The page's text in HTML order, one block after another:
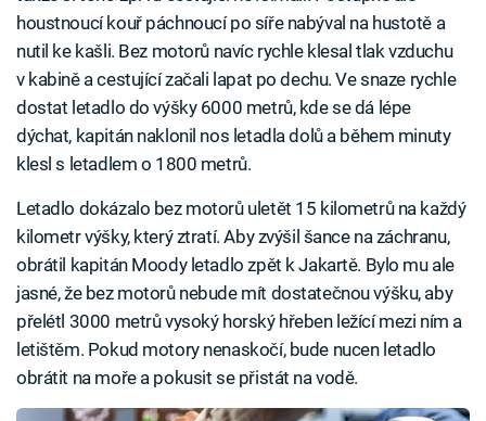
houstnoucí kouř páchnoucí po síře nabýval na hustotě a
nutil ke kašli. Bez motorů navíc rychle klesal tlak vzduchu
v kabině a cestující začali lapat po dechu. Ve snaze rychle
dostat letadlo do výšky 6000 metrů, kde se dá lépe
dýchat, kapitán naklonil nos letadla dolů a během minuty
klesl s letadlem o 1800 metrů.
Letadlo dokázalo bez motorů uletět 15 kilometrů na každý
kilometr výšky, který ztratí. Aby zvýšil šance na záchranu,
obrátil kapitán Moody letadlo zpět k Jakartě. Bylo mu ale
jasné, že bez motorů nebude mít dostatečnou výšku, aby
přelétl 3000 metrů vysoký horský hřeben ležící mezi ním a
letištěm. Pokud motory nenaskočí, bude nucen letadlo
obrátit na moře a pokusit se přistát na vodě.